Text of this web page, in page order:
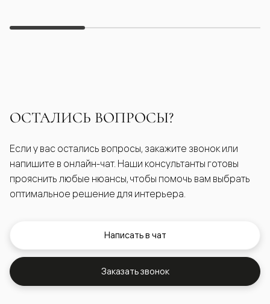
ОСТАЛИСЬ ВОПРОСЫ?
Если у вас остались вопросы, закажите звонок или
напишите в онлайн-чат. Наши консультанты готовы
прояснить любые нюансы, чтобы помочь вам выбрать
оптимальное решение для интерьера.
Написать в чат
Заказать звонок